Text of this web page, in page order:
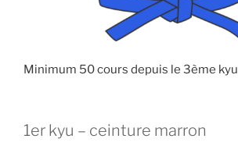
Minimum 50 cours depuis le 3ème kyu
1er kyu – ceinture marron